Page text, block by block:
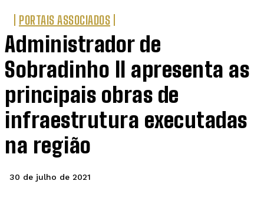
PORTAIS ASSOCIADOS
Administrador de
Sobradinho II apresenta as
principais obras de
infraestrutura executadas
na região
30 de julho de 2021